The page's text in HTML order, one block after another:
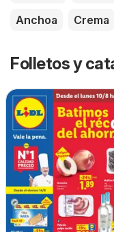
Anchoa
Crema
Folletos y